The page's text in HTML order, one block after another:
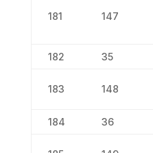
181 147
182 35
183 148
184 36